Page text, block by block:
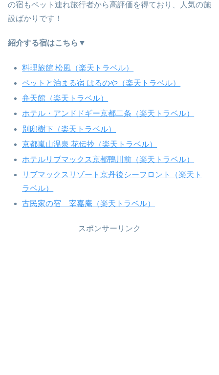
の宿もペット連れ旅行者から高評価を得ており、人気の施
設ばかりです！
紹介する宿はこちら▼
料理旅館 松風（楽天トラベル）
ペットと泊まる宿 はるのや（楽天トラベル）
弁天館（楽天トラベル）
ホテル・アンドドギー京都二条（楽天トラベル）
別邸樹下（楽天トラベル）
京都嵐山温泉 花伝抄（楽天トラベル）
ホテルリブマックス京都鴨川前（楽天トラベル）
リブマックスリゾート京丹後シーフロント（楽天ト
ラベル）
古民家の宿 宰嘉庵（楽天トラベル）
スポンサーリンク